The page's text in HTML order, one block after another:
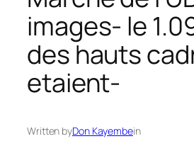
images- le
des hauts
etaient-
Written byDon Kayembein